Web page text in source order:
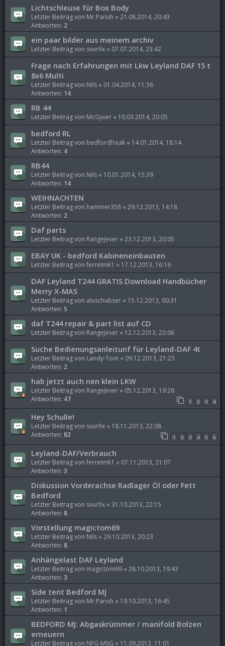
Lichtschleuse für Box Body
Letzter Beitrag von Mr.Parish « 21.08.2014, 20:43
Antworten: 2
ein paar bilder aus meinem archiv
Letzter Beitrag von svurfix « 07.07.2014, 23:42
Frage nach Erfahrungen mit Lkw Leyland DAF 15 t
8x6 Multi
Letzter Beitrag von Nils « 01.04.2014, 11:36
Antworten: 14
RB 44
Letzter Beitrag von McGyver « 10.03.2014, 20:05
bedford RL
Letzter Beitrag von bedfordfreak « 14.01.2014, 18:14
Antworten: 4
RB44
Letzter Beitrag von Nils « 10.01.2014, 15:39
Antworten: 14
WEIHNACHTEN
Letzter Beitrag von hammer358 « 29.12.2013, 14:18
Antworten: 2
Daf parts
Letzter Beitrag von RangeJever « 23.12.2013, 20:05
EBAY UK - bedford Kabineneinbauten
Letzter Beitrag von ferretmk1 « 17.12.2013, 16:16
DAF Leyland T244 GRATIS Download Handbücher
Merry X-MAS
Letzter Beitrag von aluschubser « 15.12.2013, 00:31
Antworten: 5
daf T244 repair & part list auf CD
Letzter Beitrag von RangeJever « 12.12.2013, 23:06
Suche Bedienungsanleitunf für Leyland-DAF 4t
Letzter Beitrag von Landy-Tom « 09.12.2013, 21:23
Antworten: 2
hab jetzt auch nen klein LKW
Letzter Beitrag von RangeJever « 05.12.2013, 19:28
Antworten: 47 1 2 3 4
Hey Schulle!
Letzter Beitrag von svurfix « 18.11.2013, 22:08
Antworten: 83 1 2 3 4 5 6
Leyland-DAF/Verbrauch
Letzter Beitrag von ferretmk1 « 07.11.2013, 21:07
Antworten: 3
Diskussion Vorderachse Radlager Öl oder Fett
Bedford
Letzter Beitrag von svurfix « 31.10.2013, 22:15
Antworten: 8
Vorstellung magictom69
Letzter Beitrag von Nils « 29.10.2013, 20:23
Antworten: 8
Anhängelast DAF Leyland
Letzter Beitrag von magictom69 « 28.10.2013, 19:43
Antworten: 3
Side tent Bedford MJ
Letzter Beitrag von Mr.Parish « 19.10.2013, 16:45
Antworten: 1
BEDFORD MJ: Abgaskrümmer / manifold Bolzen
erneuern
Letzter Beitrag von NFG-MSG « 11.09.2013, 11:01